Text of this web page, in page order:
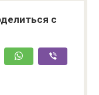
с